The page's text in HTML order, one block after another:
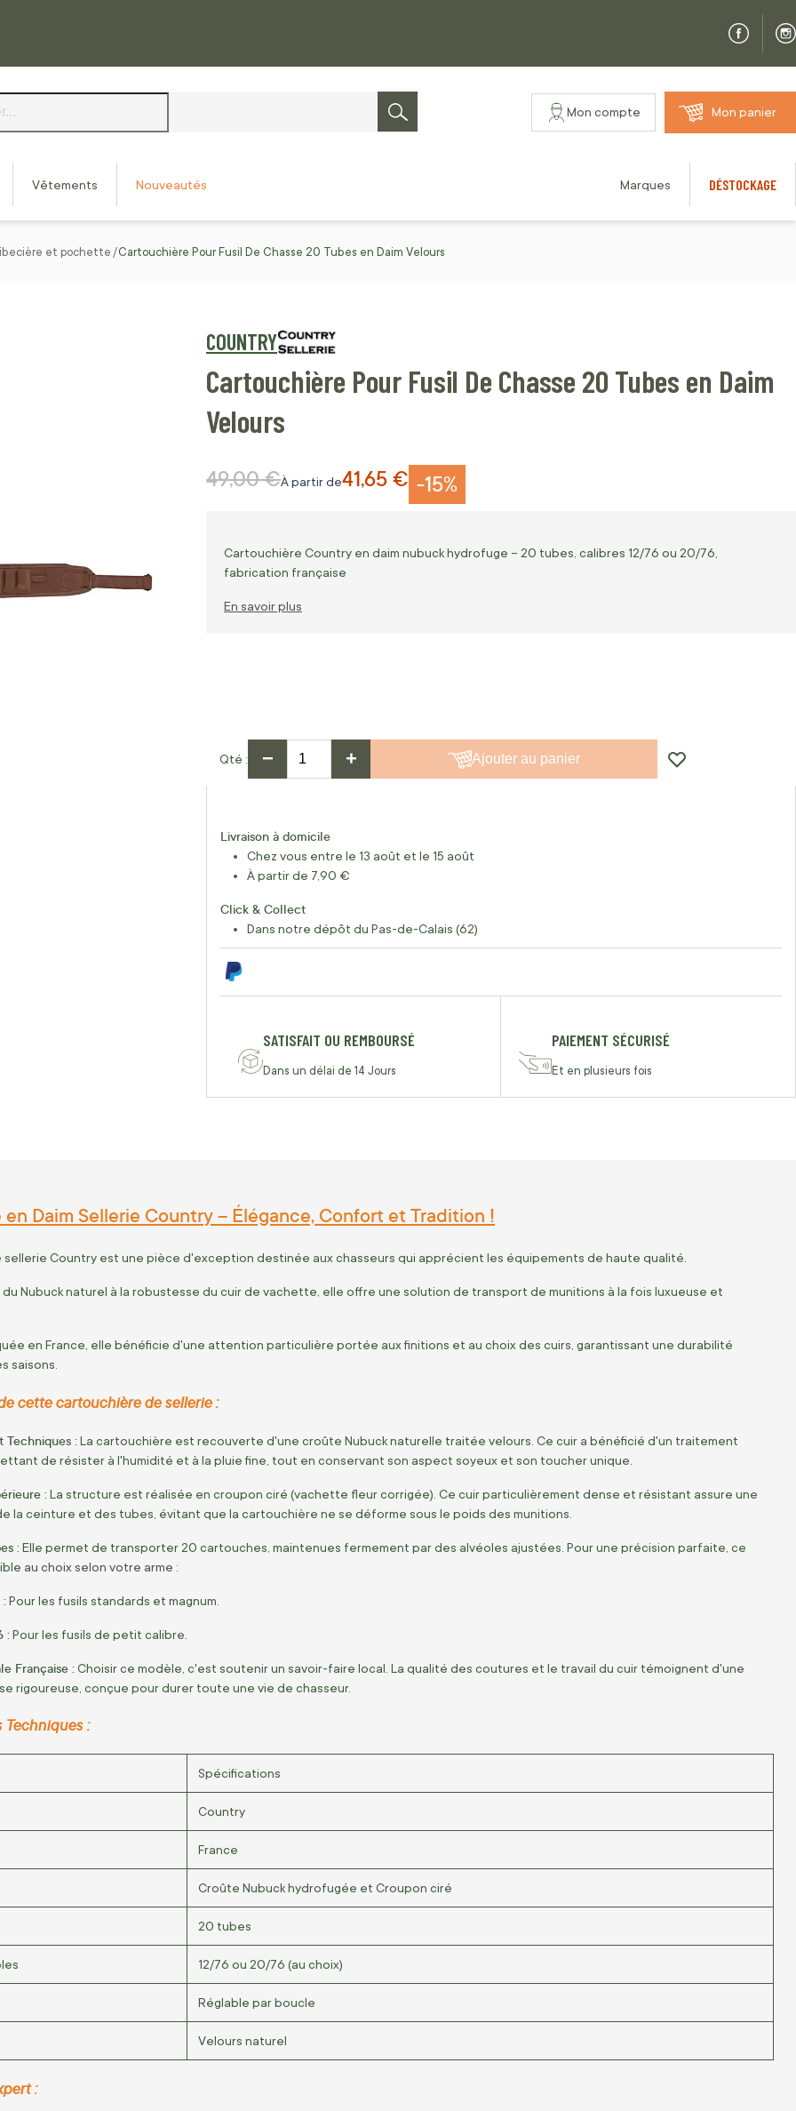
Rechercher
Mon compte Mon panier
Vêtements Nouveautés Marques DÉSTOCKAGE
et pochette Cartouchière Pour Fusil De Chasse 20 Tubes en Daim Velours
COUNTRY
Cartouchière Pour Fusil De Chasse 20 Tubes en Daim
Velours
-15%
À partir de41,65 €
Prix normal
49,00 €
Cartouchière Country en daim nubuck hydrofuge – 20 tubes, calibres 12/76 ou 20/76,
fabrication française
En savoir plus
Qté − + Ajouter au panier
Livraison à domicile
Chez vous entre le 13 août et le 15 août
À partir de 7,90 €
Click & Collect
Dans notre dépôt du Pas-de-Calais (62)
SATISFAIT OU REMBOURSÉ
Dans un délai de 14 Jours
PAIEMENT SÉCURISÉ
Et en plusieurs fois
Daim Sellerie Country – Élégance, Confort et Tradition !
Country est une pièce d'exception destinée aux chasseurs qui apprécient les équipements de haute qualité.
Nubuck naturel à la robustesse du cuir de vachette, elle offre une solution de transport de munitions à la fois luxueuse et
en France, elle bénéficie d'une attention particulière portée aux finitions et au choix des cuirs, garantissant une durabilité
saisons.
cette cartouchière de sellerie :
Techniques : La cartouchière est recouverte d'une croûte Nubuck naturelle traitée velours. Ce cuir a bénéficié d'un traitement
de résister à l'humidité et à la pluie fine, tout en conservant son aspect soyeux et son toucher unique.
: La structure est réalisée en croupon ciré (vachette fleur corrigée). Ce cuir particulièrement dense et résistant assure une
la ceinture et des tubes, évitant que la cartouchière ne se déforme sous le poids des munitions.
: Elle permet de transporter 20 cartouches, maintenues fermement par des alvéoles ajustées. Pour une précision parfaite, ce
au choix selon votre arme :
Pour les fusils standards et magnum.
: Pour les fusils de petit calibre.
Française : Choisir ce modèle, c'est soutenir un savoir-faire local. La qualité des coutures et le travail du cuir témoignent d'une
rigoureuse, conçue pour durer toute une vie de chasseur.
:
Spécifications
Country
France
Croûte Nubuck hydrofugée et Croupon ciré
20 tubes
12/76 ou 20/76 (au choix)
Réglable par boucle
Velours naturel
: